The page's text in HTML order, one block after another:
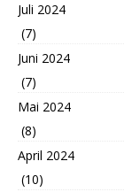
Juli 2024
(7)
Juni 2024
(7)
Mai 2024
(8)
April 2024
(10)